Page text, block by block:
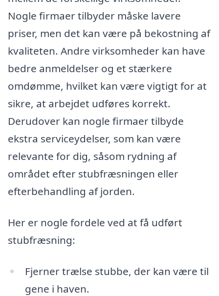
Nogle firmaer tilbyder måske lavere
priser, men det kan være på bekostning af
kvaliteten. Andre virksomheder kan have
bedre anmeldelser og et stærkere
omdømme, hvilket kan være vigtigt for at
sikre, at arbejdet udføres korrekt.
Derudover kan nogle firmaer tilbyde
ekstra serviceydelser, som kan være
relevante for dig, såsom rydning af
området efter stubfræsningen eller
efterbehandling af jorden.
Her er nogle fordele ved at få udført
stubfræsning:
Fjerner trælse stubbe, der kan være til
gene i haven.